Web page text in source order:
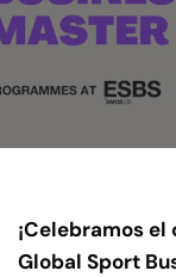
¡Celebramos
Global Sport